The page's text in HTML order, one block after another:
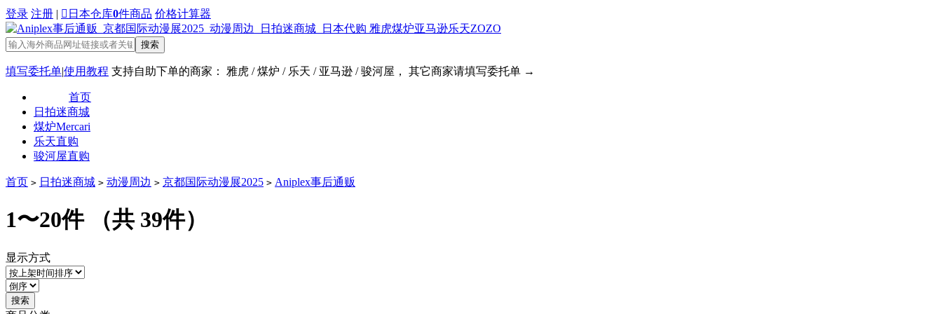
登录 注册 |  日本仓库0件商品 价格计算器
搜索
填写委托单|使用教程 支持自助下单的商家： 雅虎 / 煤炉 / 乐天 / 亚马逊 / 骏河屋， 其它商家请填写委托单 →
首页
日拍迷商城
煤炉Mercari
乐天直购
骏河屋直购
首页 > 日拍迷商城 > 动漫周边 > 京都国际动漫展2025 > Aniplex事后通贩
1〜20件（共 39件）
显示方式